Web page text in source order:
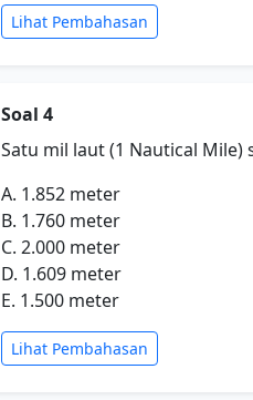
Lihat Pembahasan
Soal 4
Satu mil laut (1 Nautical
A. 1.852 meter
B. 1.760 meter
C. 2.000 meter
D. 1.609 meter
E. 1.500 meter
Lihat Pembahasan